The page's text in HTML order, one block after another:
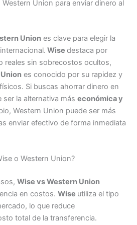
Western Union para enviar dinero al
Union es clave para elegir la
Wise destaca por
reales sin sobrecostos ocultos,
es conocido por su rapidez y
Si buscas ahorrar dinero en
ser la alternativa más económica y
Western Union puede ser más
enviar efectivo de forma inmediata
o Western Union?
Wise vs Western Union
en costos. Wise utiliza el tipo
lo que reduce
total de la transferencia.